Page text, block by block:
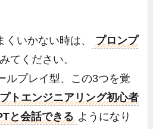
いかない時は、
プロンプ
てください。
ルプレイ型、この3つを覚
トエンジニアリング初心者
と会話できる ようになり